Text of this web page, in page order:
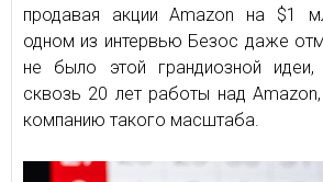
продавая акции Amazon на $1
одном из интервью Безос даже
не было этой грандиозной
сквозь 20 лет работы над
компанию такого масштаба.